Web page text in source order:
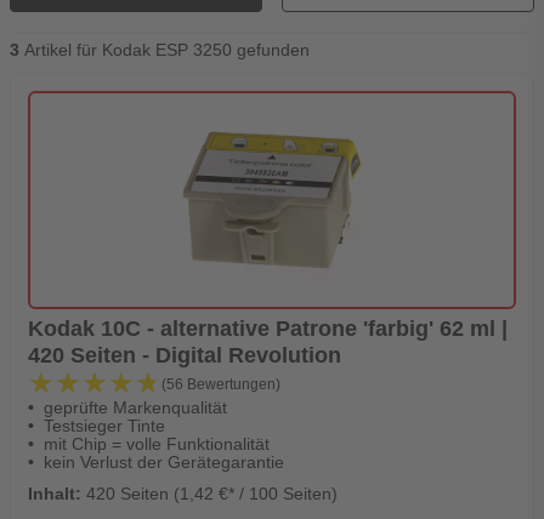
3 Artikel für Kodak ESP 3250 gefunden
Kodak 10C - alternative Patrone 'farbig' 62 ml |
420 Seiten - Digital Revolution
★★★★★
★★★★★ (56 Bewertungen)
geprüfte Markenqualität
Testsieger Tinte
mit Chip = volle Funktionalität
kein Verlust der Gerätegarantie
Inhalt: 420 Seiten (1,42 €* / 100 Seiten)